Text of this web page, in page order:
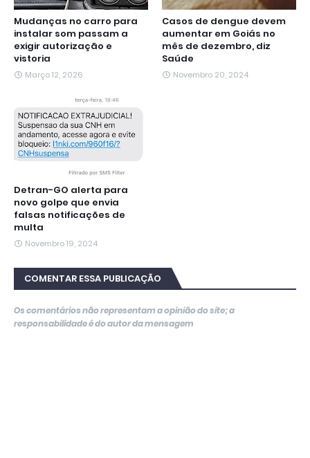
Mudanças no carro para
instalar som passam a
exigir autorização e
vistoria
Março 12, 2026
Casos de dengue devem
aumentar em Goiás no
mês de dezembro, diz
Saúde
Novembro 20, 2024
Detran-GO alerta para
novo golpe que envia
falsas notificações de
multa
Novembro 19, 2024
COMENTAR ESSA PUBLICAÇÃO
Os comentários não representam a opinião do site; a
responsabilidade é do autor da mensagem